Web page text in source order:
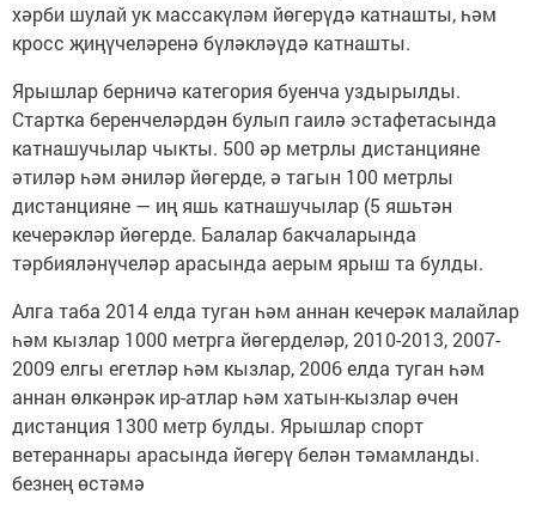
хәрби шулай ук массакүләм йөгерүдә катнашты, һәм
кросс җиңүчеләренә бүләкләүдә катнашты.
Ярышлар берничә категория буенча уздырылды.
Стартка беренчеләрдән булып гаилә эстафетасында
катнашучылар чыкты. 500 әр метрлы дистанцияне
әтиләр һәм әниләр йөгерде, ә тагын 100 метрлы
дистанцияне — иң яшь катнашучылар (5 яшьтән
кечерәкләр йөгерде. Балалар бакчаларында
тәрбияләнүчеләр арасында аерым ярыш та булды.
Алга таба 2014 елда туган һәм аннан кечерәк малайлар
һәм кызлар 1000 метрга йөгерделәр, 2010-2013, 2007-
2009 елгы егетләр һәм кызлар, 2006 елда туган һәм
аннан өлкәнрәк ир-атлар һәм хатын-кызлар өчен
дистанция 1300 метр булды. Ярышлар спорт
ветераннары арасында йөгерү белән тәмамланды.
безнең өстәмә